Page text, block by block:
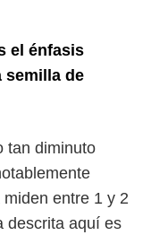
el énfasis
semilla de
tan diminuto
entre 1 y 2
descrita aquí es